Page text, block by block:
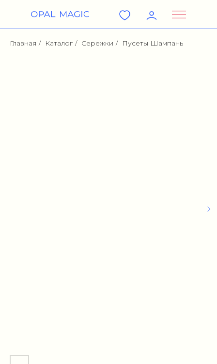
Главная / Каталог / Сережки / Пусеты Шампань